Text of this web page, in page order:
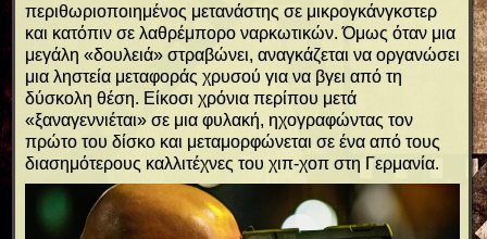
περιθωριοποιημένος μετανάστης σε μικρογκάνγκστερ
και κατόπιν σε λαθρέμπορο ναρκωτικών. Όμως όταν μια
μεγάλη «δουλειά» στραβώνει, αναγκάζεται να οργανώσει
μια ληστεία μεταφοράς χρυσού για να βγει από τη
δύσκολη θέση. Είκοσι χρόνια περίπου μετά
«ξαναγεννιέται» σε μια φυλακή, ηχογραφώντας τον
πρώτο του δίσκο και μεταμορφώνεται σε ένα από τους
διασημότερους καλλιτέχνες του χιπ-χοπ στη Γερμανία.